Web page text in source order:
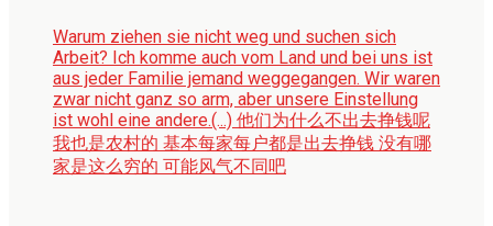
Warum ziehen sie nicht weg und suchen sich
Arbeit? Ich komme auch vom Land und bei uns ist
aus jeder Familie jemand weggegangen. Wir waren
zwar nicht ganz so arm, aber unsere Einstellung
ist wohl eine andere.(...) 他们为什么不出去挣钱呢
我也是农村的 基本每家每户都是出去挣钱 没有哪
家是这么穷的 可能风气不同吧